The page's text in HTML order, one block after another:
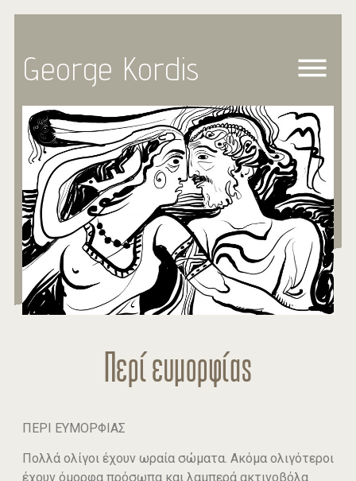
George Kordis
Περί ευμορφίας
ΠΕΡΙ ΕΥΜΟΡΦΙΑΣ
Πολλά ολίγοι έχουν ωραία σώματα. Ακόμα ολιγότεροι
έχουν όμορφα πρόσωπα και λαμπερά ακτινοβόλα